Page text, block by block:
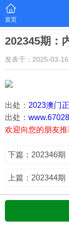
首页
202345期：
发表于：2025-03-
出处： 2023澳门
出处：
欢迎向您的朋友推
下篇：202346期
上篇：202344期